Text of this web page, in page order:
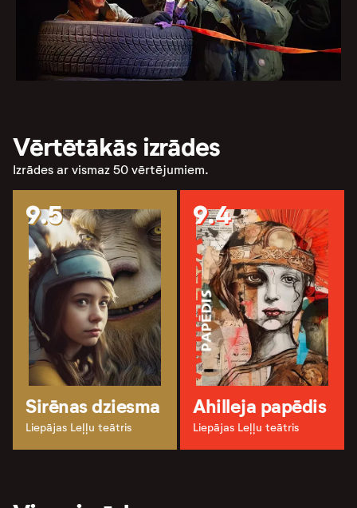
Vērtētākās izrādes
Izrādes ar vismaz 50 vērtējumiem.
9.5
Sirēnas dziesma
Liepājas Leļļu teātris
9.4
Ahilleja papēdis
Liepājas Leļļu teātris